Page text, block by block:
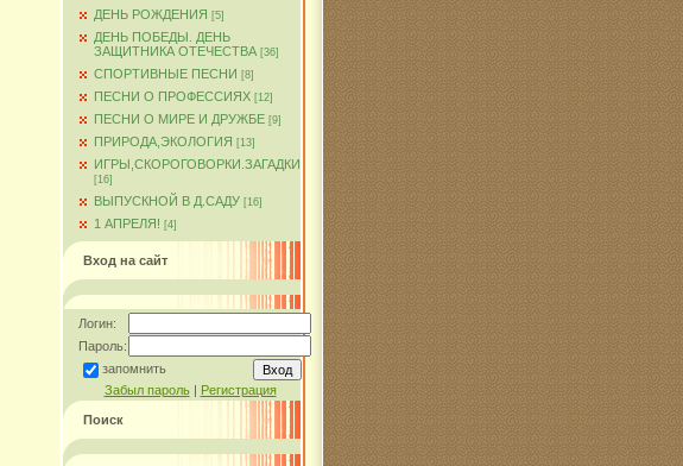
ДЕНЬ РОЖДЕНИЯ [5]
ДЕНЬ ПОБЕДЫ. ДЕНЬ
ЗАЩИТНИКА ОТЕЧЕСТВА [36]
СПОРТИВНЫЕ ПЕСНИ [8]
ПЕСНИ О ПРОФЕССИЯХ [12]
ПЕСНИ О МИРЕ И ДРУЖБЕ [9]
ПРИРОДА,ЭКОЛОГИЯ [13]
ИГРЫ,СКОРОГОВОРКИ.ЗАГАДКИ
[16]
ВЫПУСКНОЙ В Д.САДУ [16]
1 АПРЕЛЯ! [4]
Вход на сайт
Логин:
Пароль:
запомнить
Забыл пароль| Регистрация
Поиск